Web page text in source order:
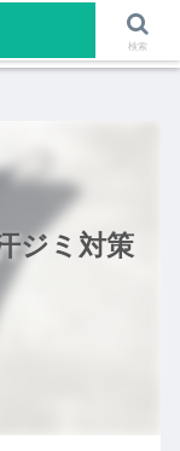
を発信！！
ジミ対策
検索